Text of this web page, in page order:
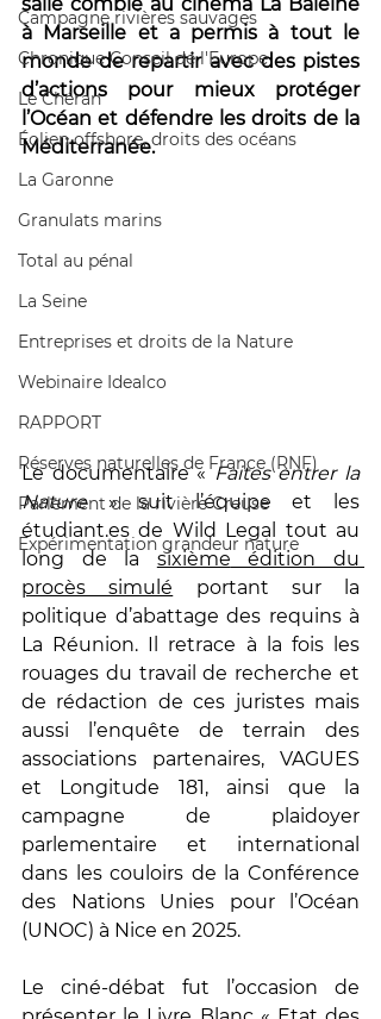
Campagne rivières sauvages
Chronique Conseil de l'Europe
Le Chéran
Éolien offshore, droits des océans
La Garonne
Granulats marins
Total au pénal
La Seine
Entreprises et droits de la Nature
Webinaire Idealco
RAPPORT
Réserves naturelles de France (RNF)
Parlement de la rivière Creuse
Expérimentation grandeur nature
à Marseille et a permis à tout le
monde de repartir avec des pistes
d’actions pour mieux protéger
l’Océan et défendre les droits de la
Méditerranée.
Le documentaire « Faites entrer la
Nature
étudiant.es de Wild Legal tout au
long de la sixième édition du
procès simulé portant sur la
politique d’abattage des requins à
La Réunion. Il retrace à la fois les
rouages du travail de recherche et
de rédaction de ces juristes mais
aussi l’enquête de terrain des
associations partenaires, VAGUES
et Longitude 181, ainsi que la
campagne de plaidoyer
parlementaire et international
dans les couloirs de la Conférence
des Nations Unies pour l’Océan
(UNOC) à Nice en 2025.
Le ciné-débat fut l’occasion de